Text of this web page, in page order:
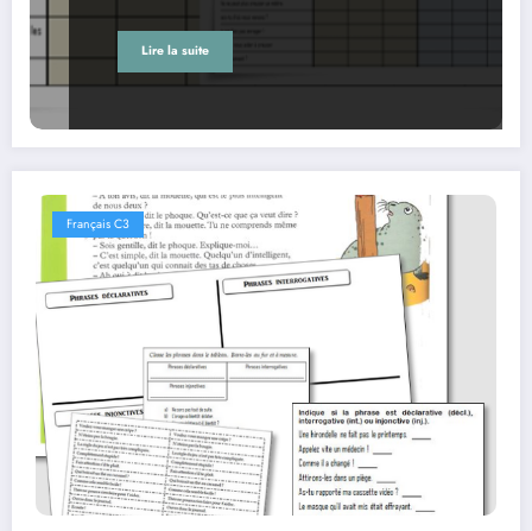
Lire la suite
Français C3